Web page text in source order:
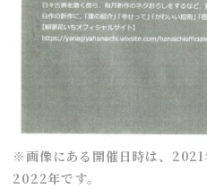
※画像にある開催日時は、
2022年です。